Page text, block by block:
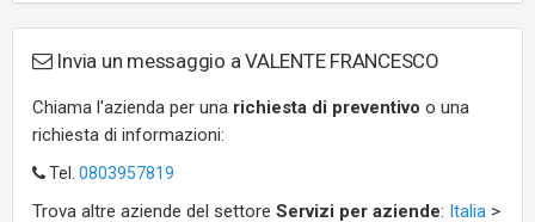
Invia un messaggio a VALENTE FRANCESCO
Chiama l'azienda per una richiesta di preventivo o una
richiesta di informazioni:
Tel. 0803957819
Trova altre aziende del settore Servizi per aziende: Italia >